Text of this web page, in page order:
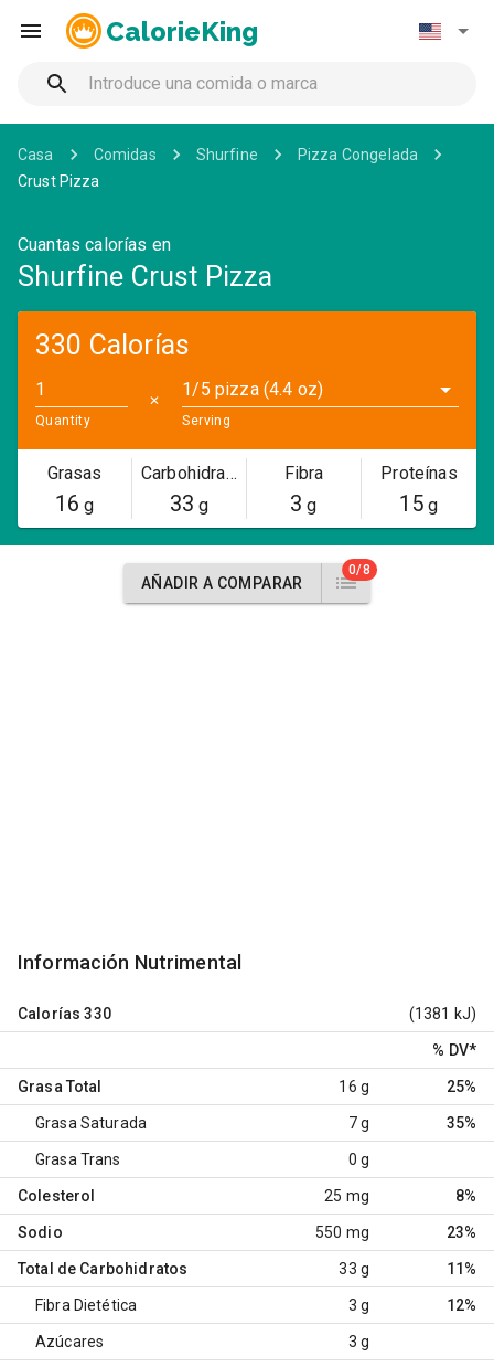
CalorieKing
Casa Comidas Shurfine
Pizza Congelada
Crust Pizza
Cuantas calorías en
Shurfine Crust Pizza
330 Calorías
Quantity
✕
1/5 pizza (4.4 oz)
Serving
Grasas
16 g
Carbohidratos
33 g
Fibra
3 g
Proteínas
15 g
AÑADIR A COMPARAR
0/8
Información Nutrimental
Calorías 330 (1381 kJ)
% DV*
Grasa Total 16 g 25%
Grasa Saturada 7 g 35%
Grasa Trans 0 g
Colesterol 25 mg 8%
Sodio 550 mg 23%
Total de Carbohidratos 33 g 11%
Fibra Dietética 3 g 12%
Azúcares 3 g